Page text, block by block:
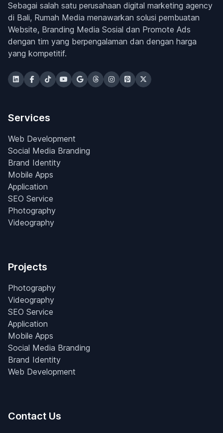
Sebagai salah satu perusahaan digital marketing agency
di Bali, Rumah Media menawarkan solusi pembuatan
Website, Branding Media Sosial dan Promote Ads
dengan tim yang berpengalaman dan dengan harga
yang kompetitif.
Services
Web Development
Social Media Branding
Brand Identity
Mobile Apps
Application
SEO Service
Photography
Videography
Projects
Photography
Videography
SEO Service
Application
Mobile Apps
Social Media Branding
Brand Identity
Web Development
Contact Us